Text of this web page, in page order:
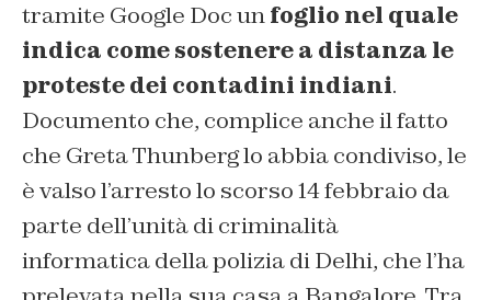
tramite Google Doc unfoglio nel quale
indica come sostenere a distanza le
proteste dei contadini indiani.
Documento che, complice anche il fatto
che Greta Thunberg lo abbia condiviso, le
è valso l’arresto lo scorso 14 febbraio da
parte dell’unità di criminalità
informatica della polizia di Delhi, che l’ha